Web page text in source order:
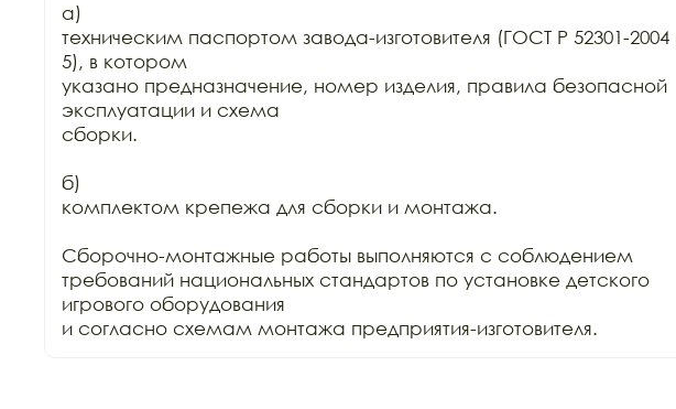
а)
техническим паспортом завода-изготовителя (ГОСТ Р 52301-2004
5), в котором
указано предназначение, номер изделия, правила безопасной
эксплуатации и схема
сборки.
б)
комплектом крепежа для сборки и монтажа.
Сборочно-монтажные работы выполняются с соблюдением
требований национальных стандартов по установке детского
игрового оборудования
и согласно схемам монтажа предприятия-изготовителя.